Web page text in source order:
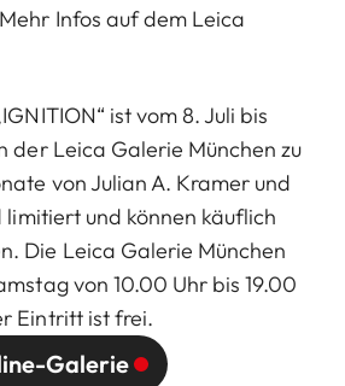
Infos auf dem Leica
ist vom 8. Juli bis
der Leica Galerie München zu
von Julian A. Kramer und
limitiert und können käuflich
Die Leica Galerie München
von 10.00 Uhr bis 19.00
Eintritt ist frei.
Galerie